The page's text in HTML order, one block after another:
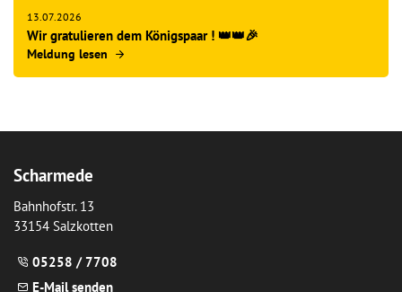
13.07.2026
Wir gratulieren dem Königspaar ! 👑👑🎉
Meldung lesen
Scharmede
Bahnhofstr. 13
33154 Salzkotten
05258 / 7708
E-Mail senden